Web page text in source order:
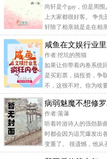
尚轩是个gay，但是周
上大家都很好客。 争先
轩除了相亲就是走在相
友。 女
咸鱼在文娱行业
作者:挖坑的熊猫
如果让你带着内卷系统
是买彩票，搞投资，争
不，这很不对。你为啥
员逆袭成影后吗？
病弱魅魔不想修
作者:落瀑
听着吟游诗人的强劲新
时都会因为诅咒爆发出
变重了。 很遗憾，他
魔 …… 上辈